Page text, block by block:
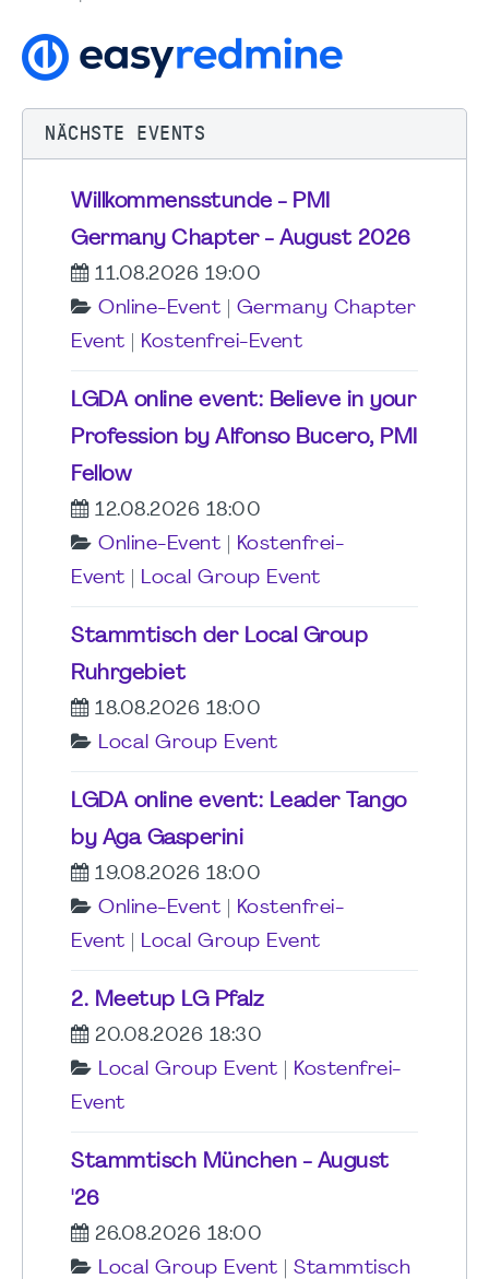
NÄCHSTE EVENTS
Willkommensstunde - PMI
Germany Chapter - August 2026
11.08.2026 19:00
Online-Event
Germany Chapter
Event
Kostenfrei-Event
LGDA online event: Believe in your
Profession by Alfonso Bucero, PMI
Fellow
12.08.2026 18:00
Online-Event
Kostenfrei-
Event
Local Group Event
Stammtisch der Local Group
Ruhrgebiet
18.08.2026 18:00
Local Group Event
LGDA online event: Leader Tango
by Aga Gasperini
19.08.2026 18:00
Online-Event
Kostenfrei-
Event
Local Group Event
2. Meetup LG Pfalz
20.08.2026 18:30
Local Group Event
Kostenfrei-
Event
Stammtisch München - August
'26
26.08.2026 18:00
Local Group Event
Stammtisch